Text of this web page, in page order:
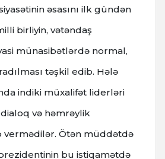
əsasını ilk gündən
birliyin, vətəndaş
münasibətlərdə normal,
təşkil edib. Hələ
indiki müxalifət liderləri
və həmrəylik
vermədilər. Ötən müddətdə
bu istiqamətdə